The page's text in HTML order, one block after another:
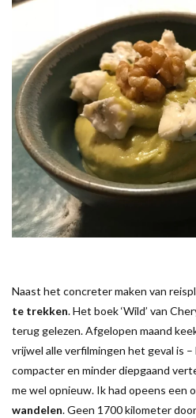
Naast het concreter maken van
te trekken. Het boek ‘Wild’ van
terug gelezen. Afgelopen maand
vrijwel alle verfilmingen het geval is
compacter en minder diepgaand
me wel opnieuw. Ik had opeens een
wandelen. Geen 1700 kilometer